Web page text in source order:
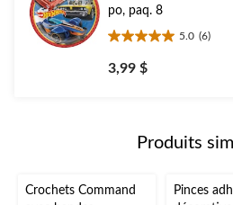
po, paq. 8
5.0 (6)
5.0
étoile(s)
sur
3,99 $
Produits
Crochets Command
Pinces